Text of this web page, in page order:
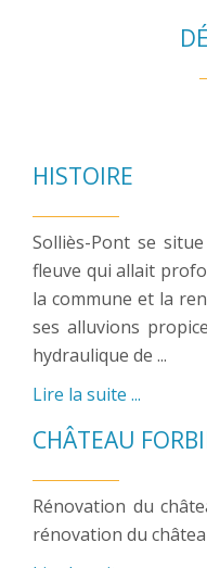
HISTOIRE
Solliès-Pont se
fleuve qui allait
la commune et la
ses alluvions
hydraulique de ...
Lire la suite ...
CHÂTEAU
Rénovation du
rénovation du